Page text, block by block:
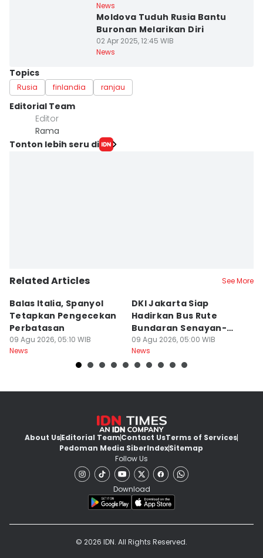
News
Moldova Tuduh Rusia Bantu
Buronan Melarikan Diri
02 Apr 2025, 12:45 WIB
News
Topics
Rusia finlandia ranjau
Editorial Team
Editor
Rama
Tonton lebih seru di
Related Articles See More
Balas Italia, Spanyol
Tetapkan Pengecekan
Perbatasan
09 Agu 2026, 05:10 WIB
News
DKI Jakarta Siap
Hadirkan Bus Rute
Bundaran Senayan-
Ancol saat CFD
09 Agu 2026, 05:00 WIB
News
About UsEditorial TeamContact UsTerms of Services
Pedoman Media SiberIndexSitemap
Follow Us
Download
© 2026 IDN. All Rights Reserved.